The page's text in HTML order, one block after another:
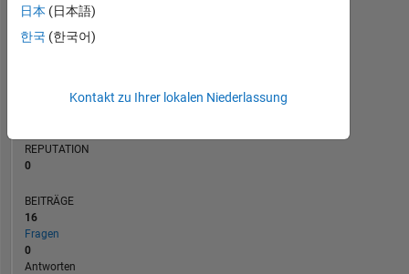
REPUTATION
0
BEITRÄGE
16
Fragen
0
Antworten
日本 (日本語)
한국 (한국어)
Kontakt zu Ihrer lokalen Niederlassung